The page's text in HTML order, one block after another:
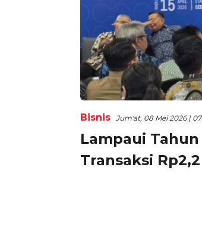
Bisnis Jum'at, 08 Mei 2026 |
Lampaui Tahun
Transaksi